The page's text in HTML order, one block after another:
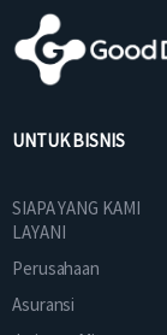
UNTUK BISNIS
SIAPA YANG KAMI
LAYANI
Perusahaan
Asuransi